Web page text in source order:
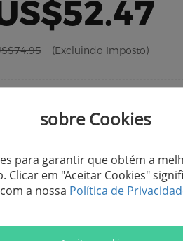
(Excluindo Imposto)
6 Dispositivos, 1 Mac
Cancelar a qualquer
Atualização grátis por 1 ano
sobre Cookies
para garantir que obtém a
Clicar em "Aceitar Cookies"
com a nossa Política de